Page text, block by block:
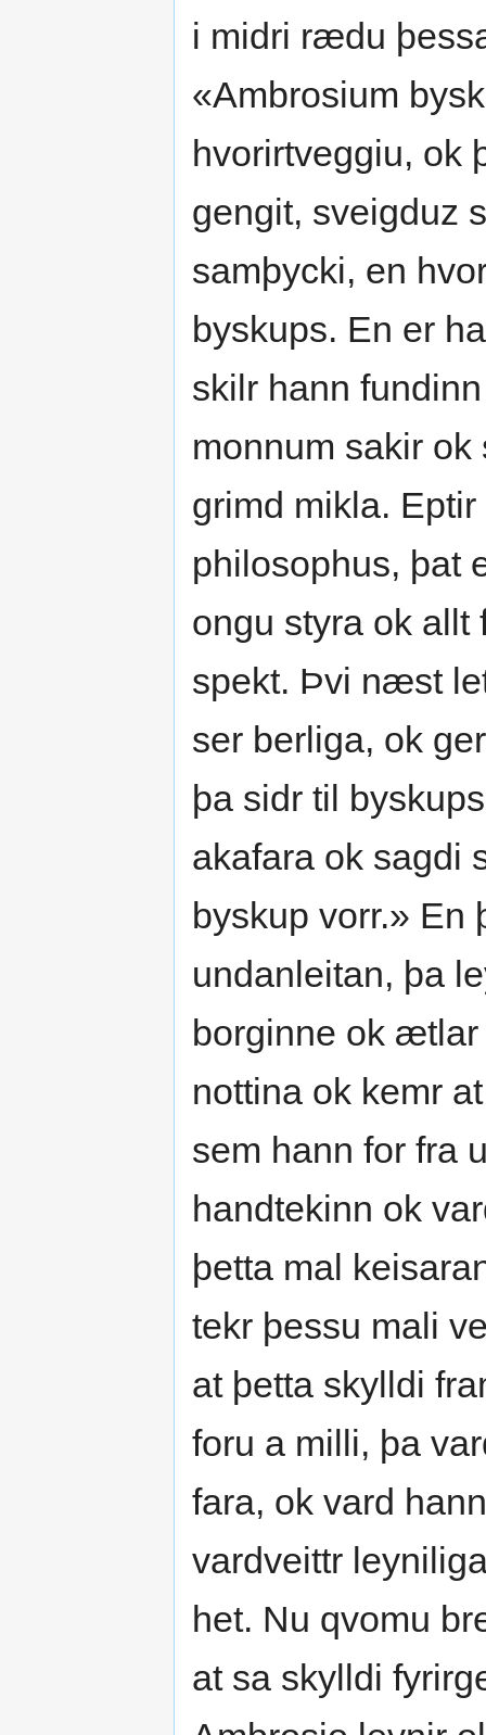
i midri rædu
«Ambrosium
hvorirtveggiu, ok
gengit, sveigduz
samþycki, en
byskups. En er
skilr hann
monnum sakir
grimd mikla.
philosophus, þat
ongu styra ok allt
spekt. Þvi næst
ser berliga, ok
þa sidr til
akafara ok sagdi
byskup vorr.» En
undanleitan, þa
borginne ok
nottina ok kemr
sem hann for fra
handtekinn ok
þetta mal
tekr þessu mali
at þetta skylldi
foru a milli, þa
fara, ok vard
vardveittr
het. Nu qvomu
at sa skylldi